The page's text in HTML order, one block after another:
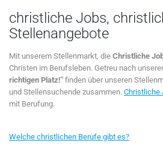
christliche Jobs,
Stellenangebote
Mit unserem Stellenmarkt, die Christliche
Christen im Berufsleben. Getreu nach
richtigen Platz!" finden über unseren
und Stellensuchende zusammen. Christliche
mit Berufung.
Welche christlichen Berufe gibt es?